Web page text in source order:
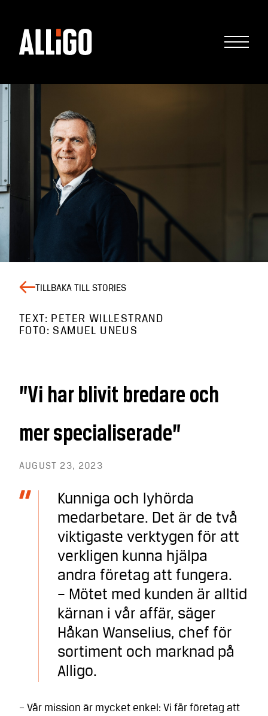
TILLBAKA TILL STORIES
TEXT: PETER WILLESTRAND
FOTO: SAMUEL UNEUS
”Vi har blivit bredare och
mer specialiserade”
AUGUST 23, 2023
Kunniga och lyhörda
medarbetare. Det är de två
viktigaste verktygen för att
verkligen kunna hjälpa
andra företag att fungera.
– Mötet med kunden är alltid
kärnan i vår affär, säger
Håkan Wanselius, chef för
sortiment och marknad på
Alligo.
– Vår mission är mycket enkel: Vi får företag att